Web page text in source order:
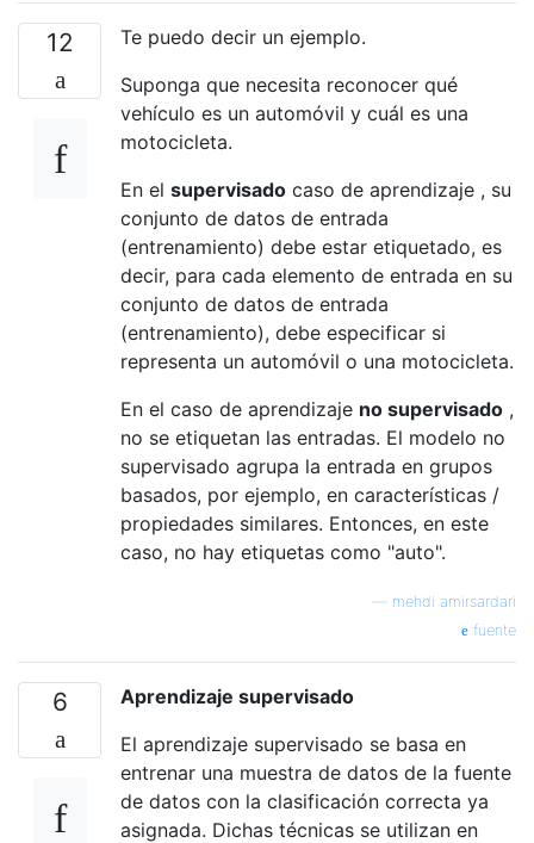
12
Te puedo decir un ejemplo.
Suponga que necesita reconocer qué
vehículo es un automóvil y cuál es una
motocicleta.
En el supervisado caso de aprendizaje , su
conjunto de datos de entrada
(entrenamiento) debe estar etiquetado, es
decir, para cada elemento de entrada en su
conjunto de datos de entrada
(entrenamiento), debe especificar si
representa un automóvil o una motocicleta.
En el caso de aprendizaje no supervisado ,
no se etiquetan las entradas. El modelo no
supervisado agrupa la entrada en grupos
basados, por ejemplo, en características /
propiedades similares. Entonces, en este
caso, no hay etiquetas como "auto".
mehdi amirsardari
fuente
6
Aprendizaje supervisado
El aprendizaje supervisado se basa en
entrenar una muestra de datos de la fuente
de datos con la clasificación correcta ya
asignada. Dichas técnicas se utilizan en